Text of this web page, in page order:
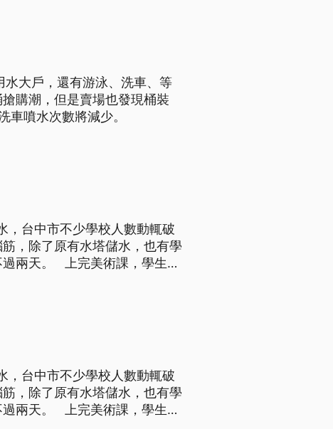
大戶，還有游泳、洗車、等
購潮，但是賣場也發現桶裝
車噴水次數將減少。
，台中市不少學校人數動輒破
，除了原有水塔儲水，也有學
，學生排
要的水源浪費，雖然改變習慣
，台中市不少學校人數動輒破
，除了原有水塔儲水，也有學
，學生排